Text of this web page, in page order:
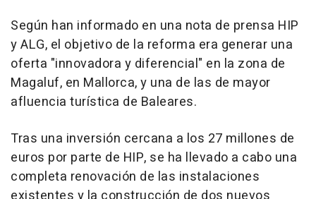
Según han informado en una nota de prensa HIP
y ALG, el objetivo de la reforma era generar una
oferta "innovadora y diferencial" en la zona de
Magaluf, en Mallorca, y una de las de mayor
afluencia turística de Baleares.
Tras una inversión cercana a los 27 millones de
euros por parte de HIP, se ha llevado a cabo una
completa renovación de las instalaciones